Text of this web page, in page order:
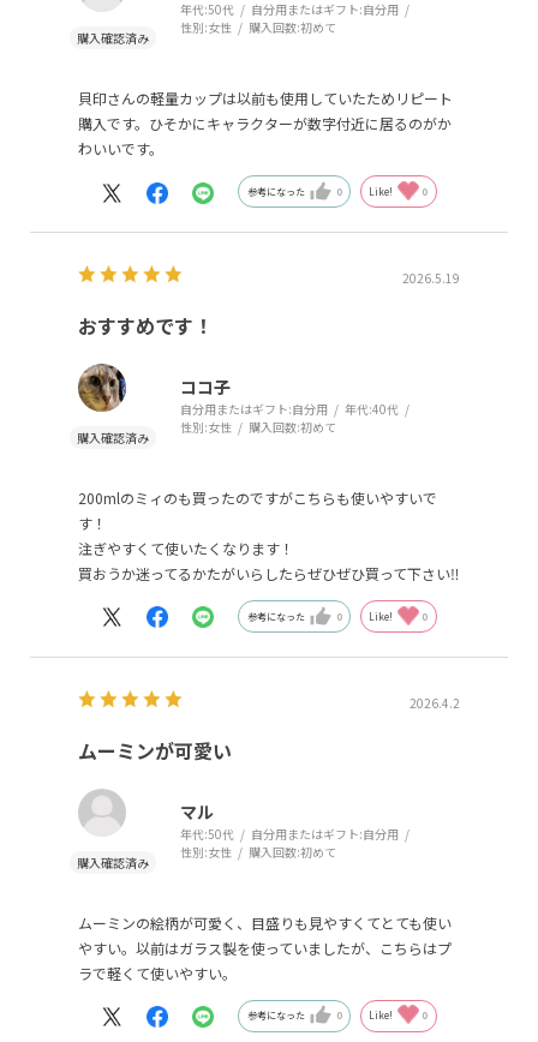
年代:50代 自分用またはギフト:自分用
性別:女性 購入回数:初めて
貝印さんの軽量カップは以前も使用していたためリピート
購入です。ひそかにキャラクターが数字付近に居るのがか
わいいです。
参考になった 0 Like! 0
2026.5.19
おすすめです！
ココ子
自分用またはギフト:自分用 年代:40代
性別:女性 購入回数:初めて
200mlのミィのも買ったのですがこちらも使いやすいで
す！
注ぎやすくて使いたくなります！
買おうか迷ってるかたがいらしたらぜひぜひ買って下さい‼︎
参考になった 0 Like! 0
2026.4.2
ムーミンが可愛い
マル
年代:50代 自分用またはギフト:自分用
性別:女性 購入回数:初めて
ムーミンの絵柄が可愛く、目盛りも見やすくてとても使い
やすい。以前はガラス製を使っていましたが、こちらはプ
ラで軽くて使いやすい。
参考になった 0 Like! 0